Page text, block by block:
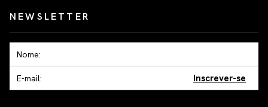
NEWSLETTER
Inscrever-se